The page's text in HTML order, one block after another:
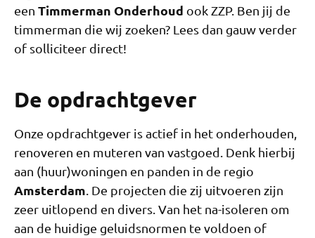
een Timmerman Onderhoud ook ZZP. Ben jij de
timmerman die wij zoeken? Lees dan gauw verder
of solliciteer direct!
De opdrachtgever
Onze opdrachtgever is actief in het onderhouden,
renoveren en muteren van vastgoed. Denk hierbij
aan (huur)woningen en panden in de regio
Amsterdam . De projecten die zij uitvoeren zijn
zeer uitlopend en divers. Van het na-isoleren om
aan de huidige geluidsnormen te voldoen of